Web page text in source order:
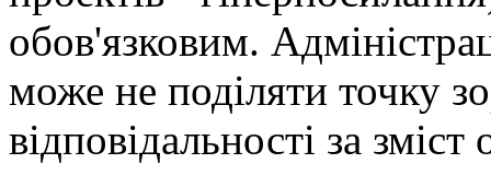
обов'язковим.
може не поділяти точку
відповідальності за